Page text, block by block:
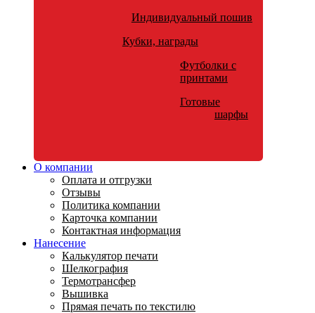
Индивидуальный пошив
Кубки, награды
Футболки с
принтами
Готовые
шарфы
О компании
Оплата и отгрузки
Отзывы
Политика компании
Карточка компании
Контактная информация
Нанесение
Калькулятор печати
Шелкография
Термотрансфер
Вышивка
Прямая печать по текстилю